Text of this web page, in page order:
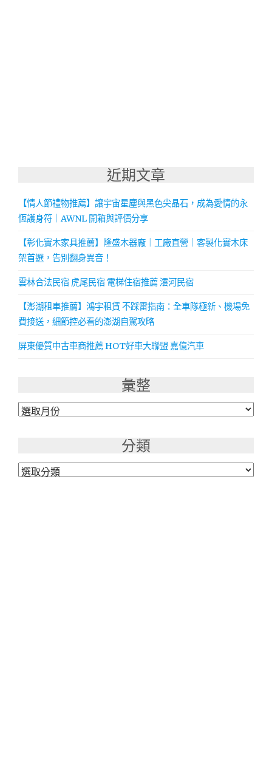
近期文章
【情人節禮物推薦】讓宇宙星塵與黑色尖晶石，成為愛情的永
恆護身符｜AWNL 開箱與評價分享
【彰化實木家具推薦】隆盛木器廠｜工廠直營｜客製化實木床
架首選，告別翻身異音！
雲林合法民宿 虎尾民宿 電梯住宿推薦 澐河民宿
【澎湖租車推薦】鴻宇租賃 不踩雷指南：全車隊極新、機場免
費接送，細節控必看的澎湖自駕攻略
屏東優質中古車商推薦 HOT好車大聯盟 嘉億汽車
彙整
彙
分類
分